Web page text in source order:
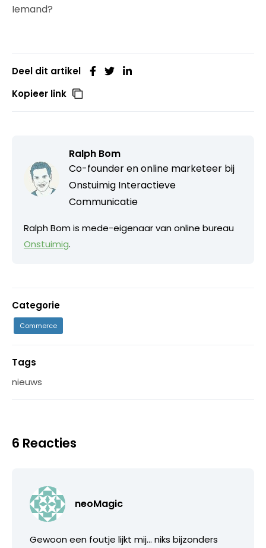
Iemand?
Deel dit artikel
Kopieer link
Ralph Bom
Co-founder en online marketeer bij
Onstuimig Interactieve
Communicatie
Ralph Bom is mede-eigenaar van online bureau
Onstuimig.
Categorie
Commerce
Tags
nieuws
6 Reacties
neoMagic
Gewoon een foutje lijkt mij… niks bijzonders